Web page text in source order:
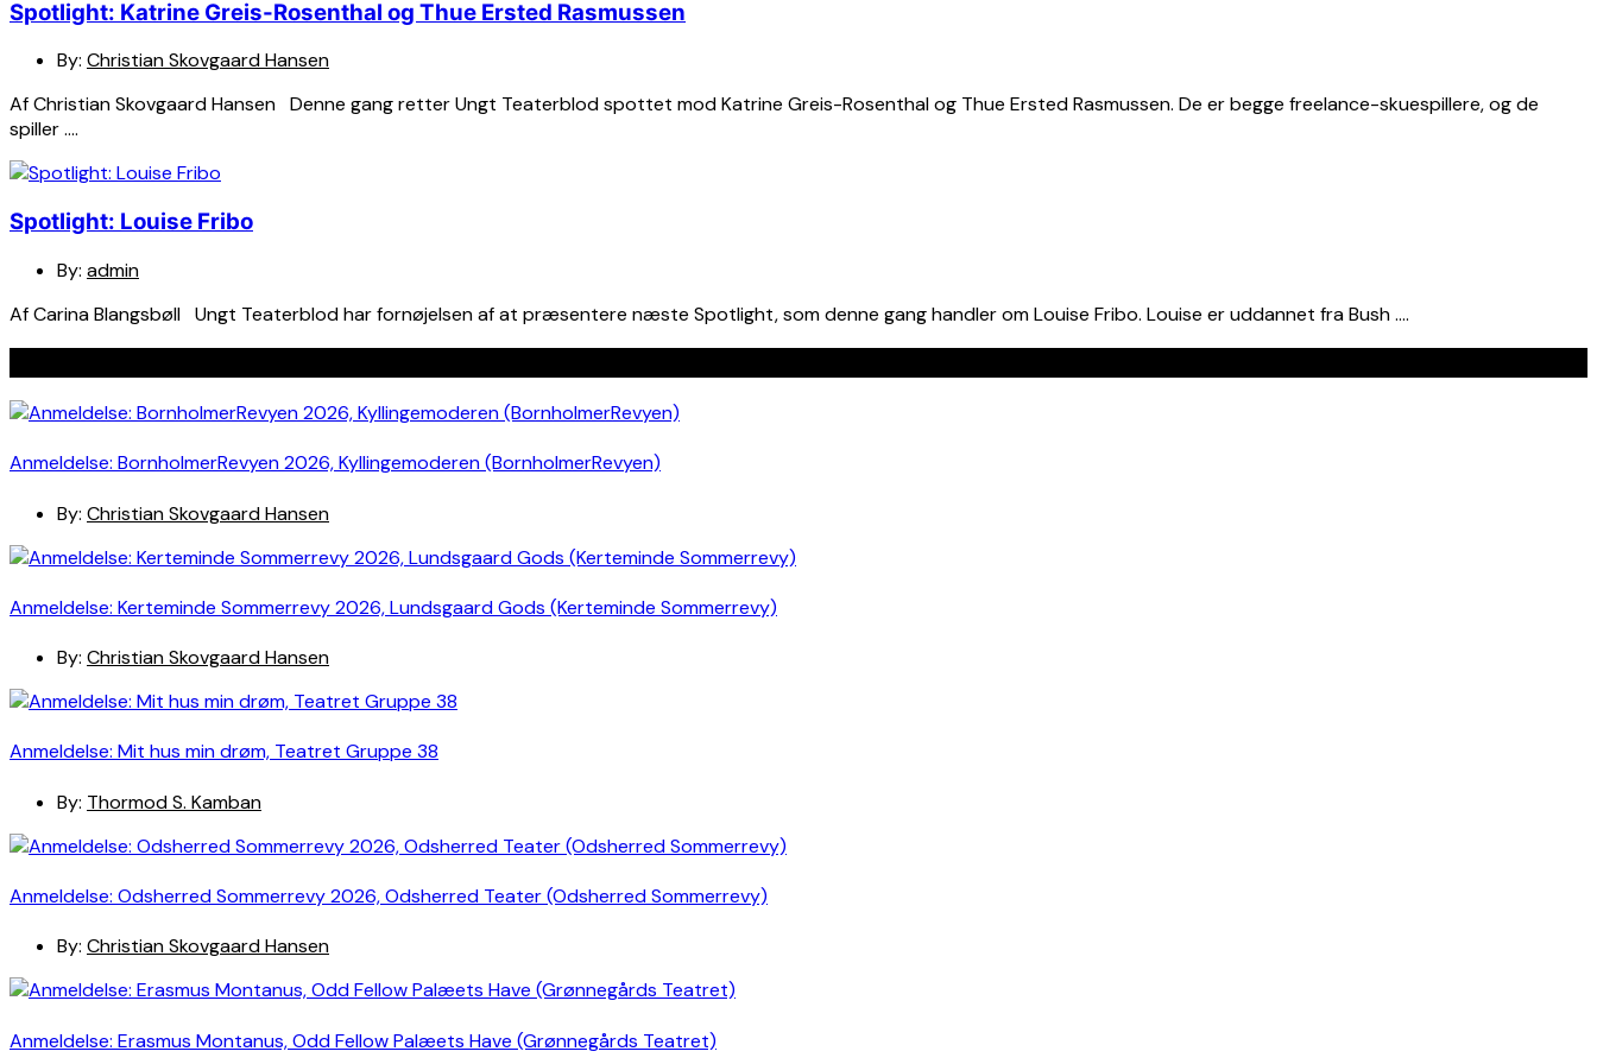
Spotlight: Katrine Greis-Rosenthal og Thue Ersted Rasmussen
By: Christian Skovgaard Hansen
Af Christian Skovgaard Hansen Denne gang retter Ungt Teaterblod spottet mod Katrine Greis-Rosenthal og Thue Ersted Rasmussen. De er begge freelance-skuespillere, og de
spiller ….
Spotlight: Louise Fribo
By: admin
Af Carina Blangsbøll Ungt Teaterblod har fornøjelsen af at præsentere næste Spotlight, som denne gang handler om Louise Fribo. Louise er uddannet fra Bush ….
Anmeldelse: BornholmerRevyen 2026, Kyllingemoderen (BornholmerRevyen)
By: Christian Skovgaard Hansen
Anmeldelse: Kerteminde Sommerrevy 2026, Lundsgaard Gods (Kerteminde Sommerrevy)
By: Christian Skovgaard Hansen
Anmeldelse: Mit hus min drøm, Teatret Gruppe 38
By: Thormod S. Kamban
Anmeldelse: Odsherred Sommerrevy 2026, Odsherred Teater (Odsherred Sommerrevy)
By: Christian Skovgaard Hansen
Anmeldelse: Erasmus Montanus, Odd Fellow Palæets Have (Grønnegårds Teatret)